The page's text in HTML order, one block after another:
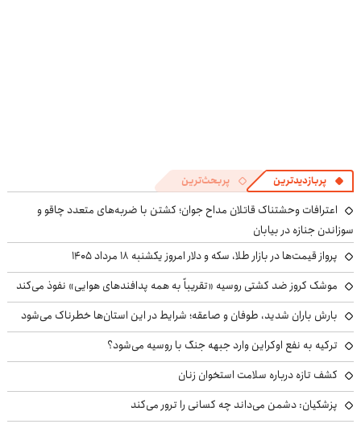
پربازدیدترین پربحث‌ترین
اعترافات وحشتناک قاتلان مداح جوان؛ کشتن با ضربه‌های متعدد چاقو و
سوزاندن جنازه در بیابان
پرواز قیمت‌ها در بازار طلا، سکه و دلار امروز یکشنبه ۱۸ مرداد ۱۴۰۵
موشک کروز ضد کشتی روسیه «تقریباً به همه پدافندهای هوایی» نفوذ می‌کند
بارش باران شدید، طوفان و صاعقه؛ شرایط در این استان‌ها خطرناک می‌شود
ترکیه به نفع اوکراین وارد جبهه جنگ با روسیه می‌شود؟
کشف تازه درباره سلامت استخوان زنان
پزشکیان: دشمن می‌داند چه کسانی را ترور می‌کند